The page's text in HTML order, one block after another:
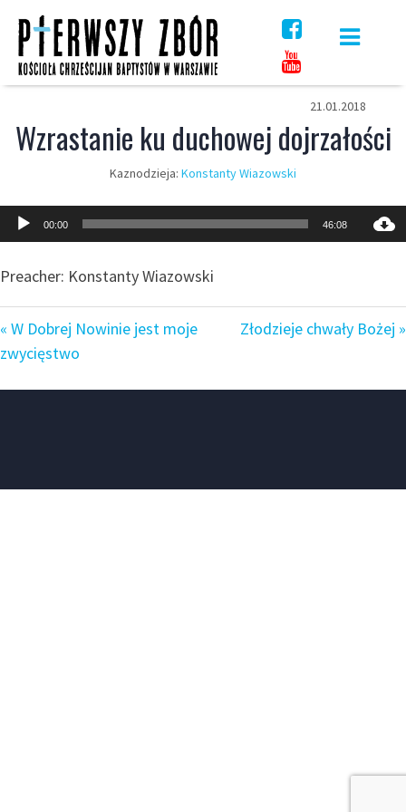
content
21.01.2018
Wzrastanie ku duchowej dojrzałości
Kaznodzieja: Konstanty Wiazowski
Odtwarzacz
plików
dźwiękowych
00:00 46:08
Preacher: Konstanty Wiazowski
« W Dobrej Nowinie jest moje
zwycięstwo
Złodzieje chwały Bożej »